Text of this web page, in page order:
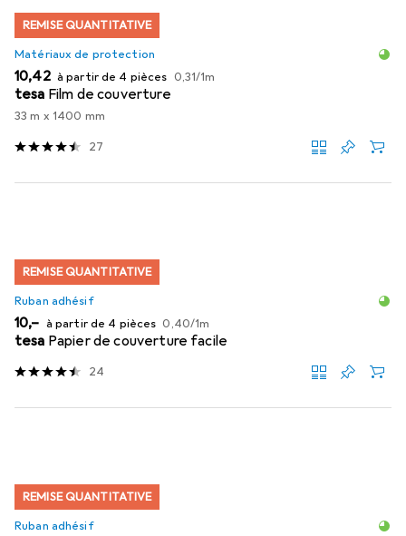
REMISE QUANTITATIVE
Matériaux de protection
EUR
10,42 à partir de 4 pièces EUR
0,31/1m
tesa Film de couverture
33 m x 1400 mm
27
REMISE QUANTITATIVE
Ruban adhésif
EUR
10,– à partir de 4 pièces EUR
0,40/1m
tesa Papier de couverture facile
24
REMISE QUANTITATIVE
Ruban adhésif